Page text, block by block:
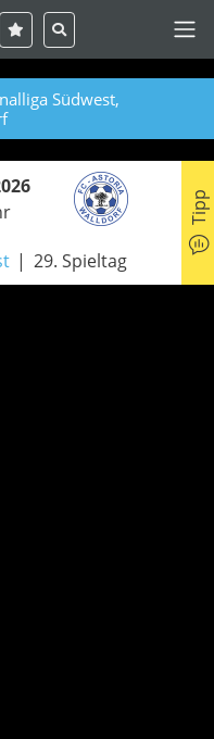
Südwest,
29. Spieltag
Tipp